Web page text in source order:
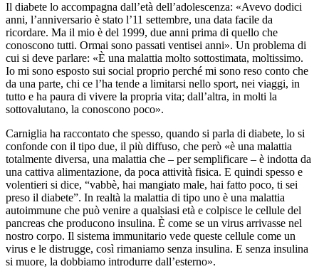
Il diabete lo accompagna dall’età dell’adolescenza: «Avevo dodici
anni, l’anniversario è stato l’11 settembre, una data facile da
ricordare. Ma il mio è del 1999, due anni prima di quello che
conoscono tutti. Ormai sono passati ventisei anni». Un problema di
cui si deve parlare: «È una malattia molto sottostimata, moltissimo.
Io mi sono esposto sui social proprio perché mi sono reso conto che
da una parte, chi ce l’ha tende a limitarsi nello sport, nei viaggi, in
tutto e ha paura di vivere la propria vita; dall’altra, in molti la
sottovalutano, la conoscono poco».
Carniglia ha raccontato che spesso, quando si parla di diabete, lo si
confonde con il tipo due, il più diffuso, che però «è una malattia
totalmente diversa, una malattia che – per semplificare – è indotta da
una cattiva alimentazione, da poca attività fisica. E quindi spesso e
volentieri si dice, “vabbè, hai mangiato male, hai fatto poco, ti sei
preso il diabete”. In realtà la malattia di tipo uno è una malattia
autoimmune che può venire a qualsiasi età e colpisce le cellule del
pancreas che producono insulina. È come se un virus arrivasse nel
nostro corpo. Il sistema immunitario vede queste cellule come un
virus e le distrugge, così rimaniamo senza insulina. E senza insulina
si muore, la dobbiamo introdurre dall’esterno».